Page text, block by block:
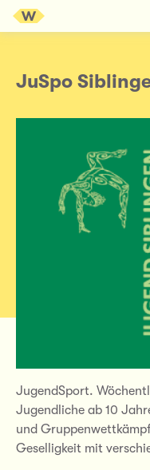
JuSpo
JugendSport.
Jugendliche ab 10
und
Geselligkeit mit